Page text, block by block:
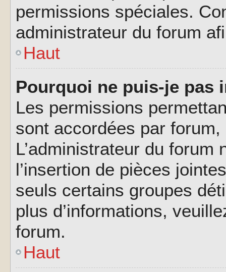
permissions spéciales.
administrateur du forum
Haut
Pourquoi ne puis-je pas
Les permissions
sont accordées par
L’administrateur du forum
l’insertion de pièces
seuls certains groupes
plus d’informations,
forum.
Haut